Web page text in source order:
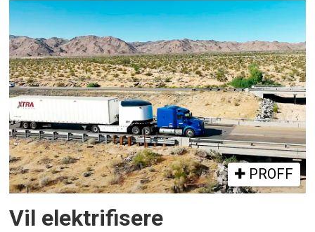
PROFF
Vil elektrifisere